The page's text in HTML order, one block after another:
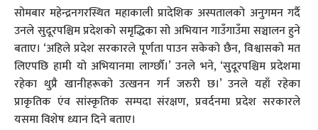
संवाद
सोमबार महेन्द्रनगरस्थित महाकाली प्रादेशिक अस्पतालको अनुगमन गर्दै
उनले सुदूरपश्चिम प्रदेशको समृद्धिका सो अभियान गाउँगाउँमा सञ्चालन हुने
बताए। ‘अहिले प्रदेश सरकारले पूर्णता पाउन सकेको छैन, विश्वासको मत
लिएपछि हामी यो अभियानमा लाग्छौँ।’ उनले भने, ‘सुदूरपश्चिम प्रदेशमा
रहेका थुप्रै खानीहरूको उत्खनन गर्न जरुरी छ।’ उनले यहाँ रहेका
प्राकृतिक एंव सांस्कृतिक सम्पदा संरक्षण, प्रवर्दनमा प्रदेश सरकारले
यसमा विशेष ध्यान दिने बताए।